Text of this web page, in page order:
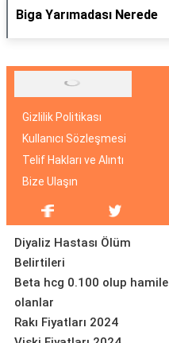
Biga Yarımadası Nerede
Gizlilik Politikası
Kullanıcı Sözleşmesi
Telif Hakları ve Alıntı
Bize Ulaşın
Diyaliz Hastası Ölüm
Belirtileri
Beta hcg 0.100 olup hamile
olanlar
Rakı Fiyatları 2024